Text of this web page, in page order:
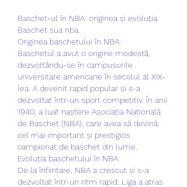
Baschet-ul în NBA: originea și evoluția.
Baschet sua nba.
Originea baschetului în NBA:
Baschetul a avut o origine modestă,
dezvoltându-se în campusurile
universitare americane în secolul al XIX-
lea. A devenit rapid popular și s-a
dezvoltat într-un sport competitiv. În anii
1940, a luat naștere Asociația Națională
de Baschet (NBA), care avea să devină
cel mai important și prestigios
campionat de baschet din lume.
Evoluția baschetului în NBA:
De la înființare, NBA a crescut și s-a
dezvoltat într-un ritm rapid. Liga a atras